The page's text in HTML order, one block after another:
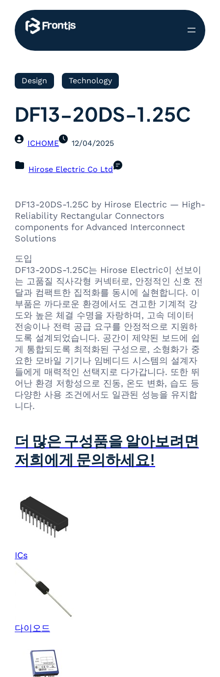
Design Technology
DF13-20DS-1.25C
ICHOME 12/04/2025
Hirose Electric Co Ltd
DF13-20DS-1.25C by Hirose Electric — High-
Reliability Rectangular Connectors
components for Advanced Interconnect
Solutions
도입
DF13-20DS-1.25C는 Hirose Electric이 선보이
는 고품질 직사각형 커넥터로, 안정적인 신호 전
달과 컴팩트한 집적화를 동시에 실현합니다. 이
부품은 까다로운 환경에서도 견고한 기계적 강
도와 높은 체결 수명을 자랑하며, 고속 데이터
전송이나 전력 공급 요구를 안정적으로 지원하
도록 설계되었습니다. 공간이 제약된 보드에 쉽
게 통합되도록 최적화된 구성으로, 소형화가 중
요한 모바일 기기나 임베디드 시스템의 설계자
들에게 매력적인 선택지로 다가갑니다. 또한 뛰
어난 환경 저항성으로 진동, 온도 변화, 습도 등
다양한 사용 조건에서도 일관된 성능을 유지합
니다.
더 많은 구성품을 알아보려면
저희에게 문의하세요!
ICs
다이오드